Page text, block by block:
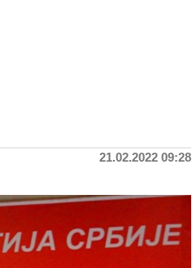
21.02.2022 09:28